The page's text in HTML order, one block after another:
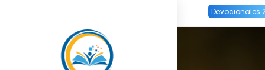
Devocionales